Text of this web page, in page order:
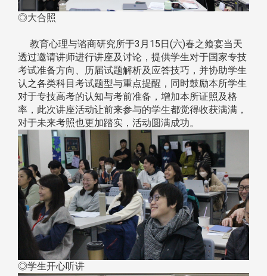
◎大合照
教育心理与谘商研究所于3月15日(六)春之飨宴当天
透过邀请讲师进行讲座及讨论，提供学生对于国家专技
考试准备方向、历届试题解析及应答技巧，并协助学生
认之各类科目考试题型与重点提醒，同时鼓励本所学生
对于专技高考的认知与考前准备，增加本所证照及格
率，此次讲座活动让前来参与的学生都觉得收获满满，
对于未来考照也更加踏实，活动圆满成功。
◎学生开心听讲